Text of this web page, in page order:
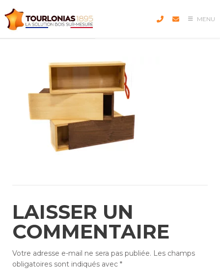
to
content
MENU
LAISSER UN
COMMENTAIRE
Votre adresse e-mail ne sera pas publiée. Les champs
obligatoires sont indiqués avec *